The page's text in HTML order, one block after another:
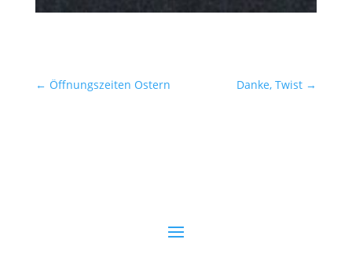
← Öffnungszeiten Ostern Danke, Twist →